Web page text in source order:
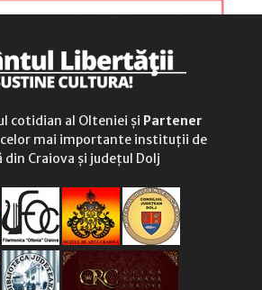
cotidian al Olteniei și Partener
celor mai importante instituții de
din Craiova și județul Dolj